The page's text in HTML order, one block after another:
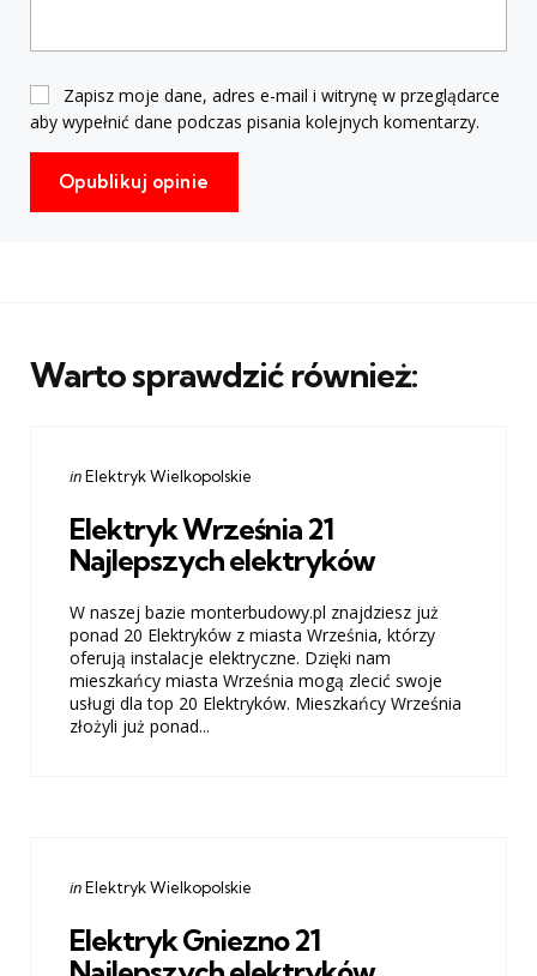
Zapisz moje dane, adres e-mail i witrynę w przeglądarce
aby wypełnić dane podczas pisania kolejnych komentarzy.
Warto sprawdzić również:
Categories
Posted
inElektryk Wielkopolskie
Elektryk Września 21
Najlepszych elektryków
W naszej bazie monterbudowy.pl znajdziesz już
ponad 20 Elektryków z miasta Września, którzy
oferują instalacje elektryczne. Dzięki nam
mieszkańcy miasta Września mogą zlecić swoje
usługi dla top 20 Elektryków. Mieszkańcy Września
złożyli już ponad...
Categories
Posted
inElektryk Wielkopolskie
Elektryk Gniezno 21